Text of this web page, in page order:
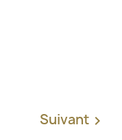
Suivant 